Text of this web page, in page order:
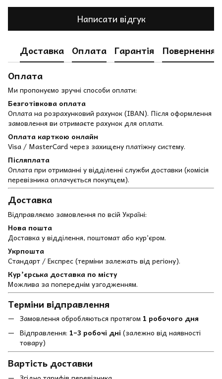
Написати відгук
Доставка Оплата Гарантія
Повернення
Оплата
Ми пропонуємо зручні способи оплати:
Безготівкова оплата
Оплата на розрахунковий рахунок (IBAN). Після оформлення
замовлення ви отримаєте рахунок для оплати.
Оплата карткою онлайн
Visa / MasterCard через захищену платіжну систему.
Післяплата
Оплата при отриманні у відділенні служби доставки (комісія
перевізника оплачується покупцем).
Доставка
Відправляємо замовлення по всій Україні:
Нова пошта
Доставка у відділення, поштомат або кур’єром.
Укрпошта
Стандарт / Експрес (терміни залежать від регіону).
Кур’єрська доставка по місту
Можлива за попереднім узгодженням.
Терміни відправлення
Замовлення обробляються протягом 1 робочого дня
Відправлення: 1–3 робочі дні (залежно від наявності
товару)
Вартість доставки